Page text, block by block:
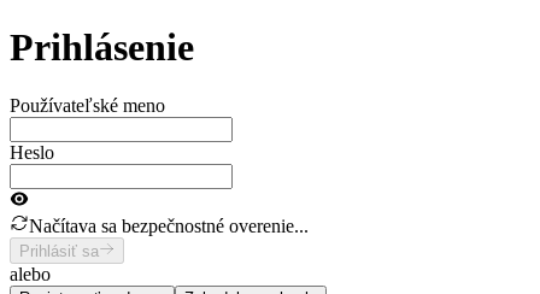
Prihlásenie
Používateľské meno
Heslo
Načítava sa bezpečnostné overenie...
Prihlásiť sa
alebo